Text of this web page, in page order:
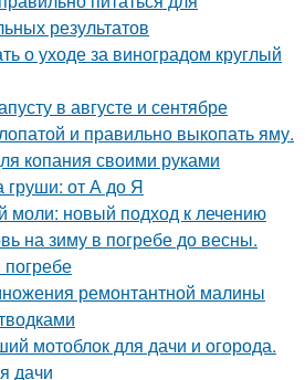
результатов
о уходе за виноградом круглый
в августе и сентябре
и правильно выкопать яму.
копания своими руками
груши: от А до Я
моли: новый подход к лечению
на зиму в погребе до весны.
ремонтантной малины
мотоблок для дачи и огорода.
дачи